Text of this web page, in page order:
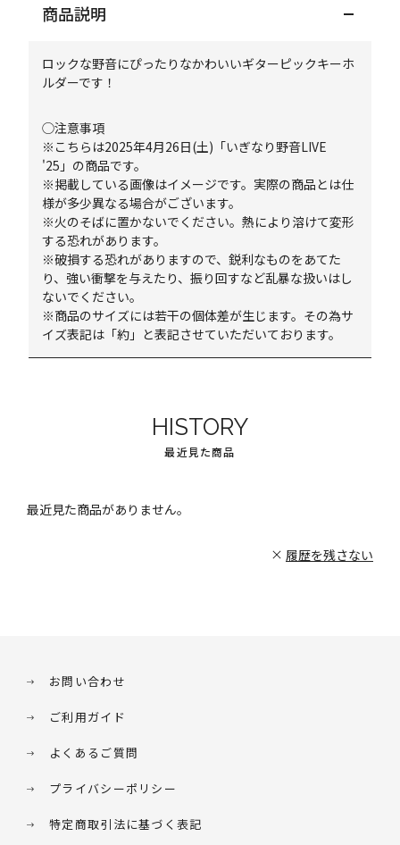
商品説明
ロックな野音にぴったりなかわいいギターピックキーホ
ルダーです！
◯注意事項
※こちらは2025年4月26日(土)「いぎなり野音LIVE
'25」の商品です。
※掲載している画像はイメージです。実際の商品とは仕
様が多少異なる場合がございます。
※火のそばに置かないでください。熱により溶けて変形
する恐れがあります。
※破損する恐れがありますので、鋭利なものをあてた
り、強い衝撃を与えたり、振り回すなど乱暴な扱いはし
ないでください。
※商品のサイズには若干の個体差が生じます。その為サ
イズ表記は「約」と表記させていただいております。
HISTORY
最近見た商品
最近見た商品がありません。
履歴を残さない
お問い合わせ
ご利用ガイド
よくあるご質問
プライバシーポリシー
特定商取引法に基づく表記